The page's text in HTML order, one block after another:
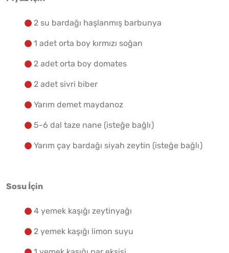
Yapılış Adımlarına Geç
2 su bardağı haşlanmış barbunya
1 adet orta boy kırmızı soğan
2 adet orta boy domates
2 adet sivri biber
Yarım demet maydanoz
5-6 dal taze nane (isteğe bağlı)
Yarım çay bardağı siyah zeytin (isteğe bağlı)
Sosu İçin
4 yemek kaşığı zeytinyağı
2 yemek kaşığı limon suyu